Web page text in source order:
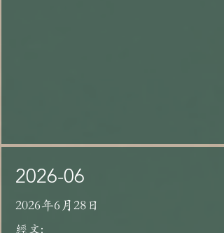
2026-06
2026年6月28日
經文: